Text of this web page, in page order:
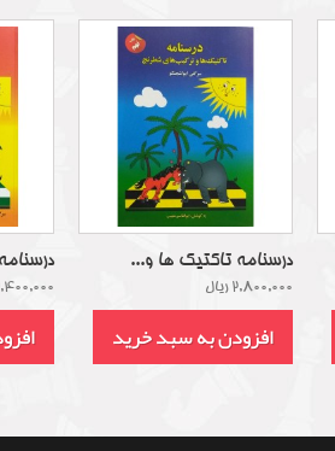
2,400,000
درسنامه تاکتیک ها و...
2,800,000 ریال
افزودن به سبد خرید